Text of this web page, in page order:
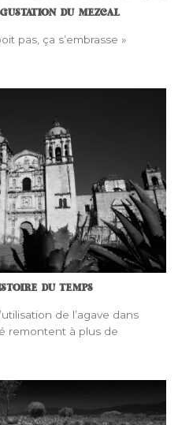
DU MEZCAL
pas, ça s’embrasse »
DU TEMPS
de l’agave dans
remontent à plus de